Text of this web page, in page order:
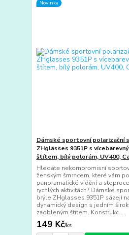
Novinka
Dámské sportovní polarizační
ZHglasses 9351P s
štítem, bílý polorám, UV400,
Hledáte nekompromisní
ženským šmrncem, které vám
panoramatické vidění a
rychlých aktivitách? Dámské
brýle ZHglasses 9351P sázejí
dynamický design s jedním
zaobleným štítem. Konstrukc...
149 Kč/ks